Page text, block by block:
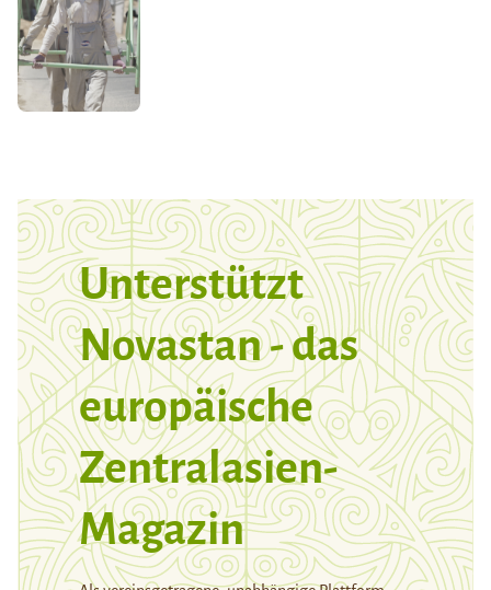
Unterstützt
Novastan - das
europäische
Zentralasien-
Magazin